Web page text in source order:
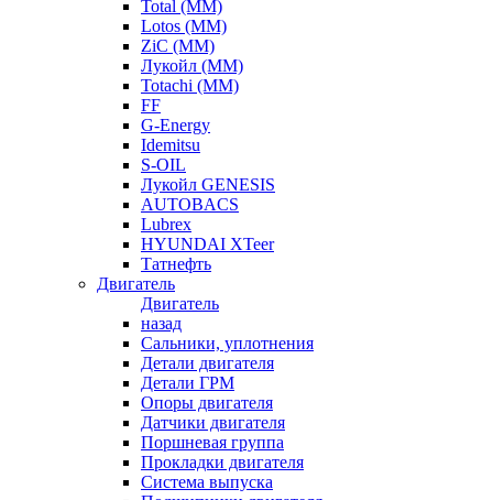
Total (ММ)
Lotos (ММ)
ZiC (ММ)
Лукойл (ММ)
Totachi (MM)
FF
G-Energy
Idemitsu
S-OIL
Лукойл GENESIS
AUTOBACS
Lubrex
HYUNDAI XTeer
Татнефть
Двигатель
Двигатель
назад
Сальники, уплотнения
Детали двигателя
Детали ГРМ
Опоры двигателя
Датчики двигателя
Поршневая группа
Прокладки двигателя
Система выпуска